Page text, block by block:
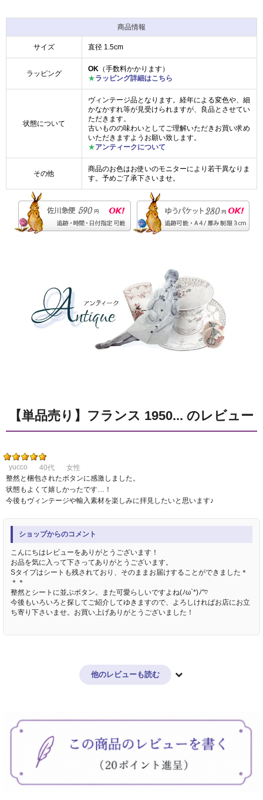
商品情報
サイズ 直径 1.5cm
ラッピング
OK （手数料かかります）
★ラッピング詳細はこちら
状態について
ヴィンテージ品となります。経年による変色や、細
かなかすれ等が見受けられますが、良品とさせてい
ただきます。
古いものの味わいとしてご理解いただきお買い求め
いただきますようお願い致します。
★アンティークについて
その他
商品のお色はお使いのモニターにより若干異なりま
す。予めご了承下さいませ。
【単品売り】フランス 1950... のレビュー
yucco 40代
女性
整然と梱包されたボタンに感激しました。
状態もよくて嬉しかったです…！
今後もヴィンテージや輸入素材を楽しみに拝見したいと思います♪
ショップからのコメント
こんにちはレビューをありがとうございます！
お品を気に入って下さってありがとうございます。
Sタイプはシートも残されており、そのままお届けすることができました＊
＊＊
整然とシートに並ぶボタン。また可愛らしいですよね(ﾉω`*)ﾉ"♡
今後もいろいろと探してご紹介してゆきますので、よろしければお店にお立
ち寄り下さいませ。お買い上げありがとうございました！
他のレビューも読む